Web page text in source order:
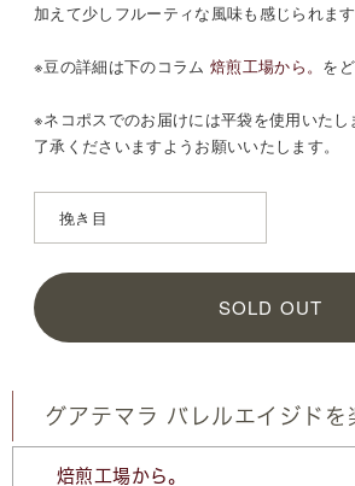
加えて少しフルーティな風味も感じられます
※豆の詳細は下のコラム 焙煎工場から。 をど
※ネコポスでのお届けには平袋を使用いた
了承くださいますようお願いいたします。
SOLD OUT
グアテマラ バレルエイジドを
焙煎工場から。